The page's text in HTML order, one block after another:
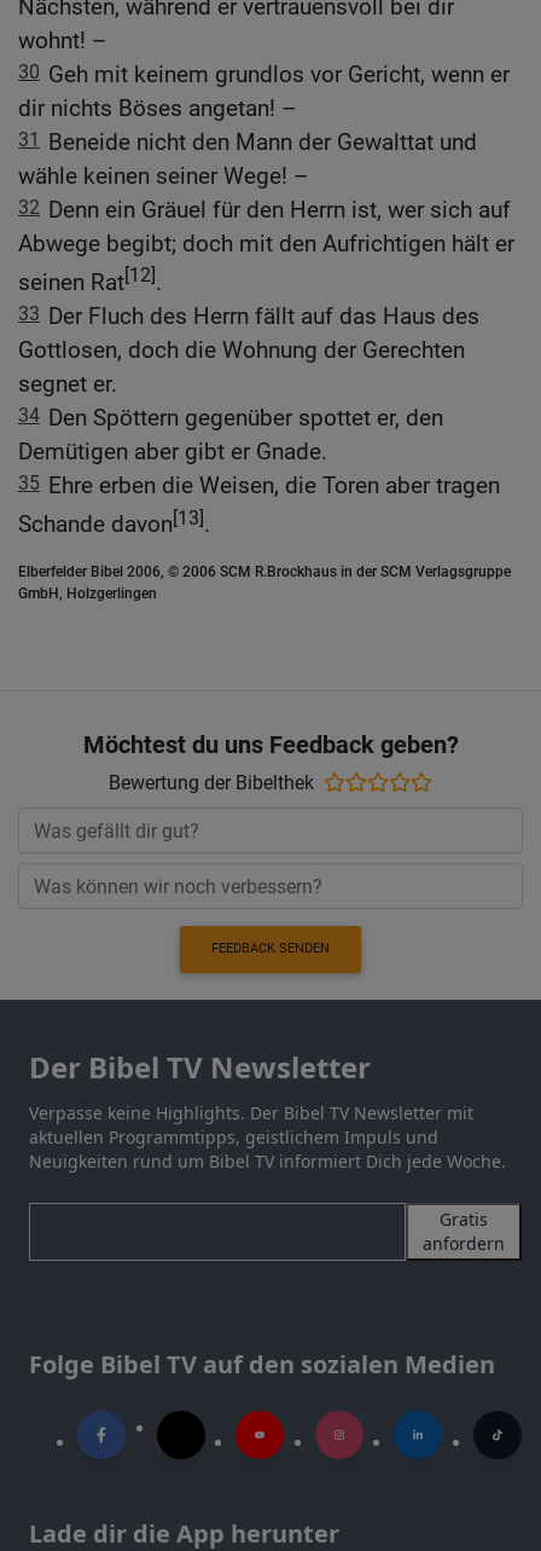
Nächsten, während er vertrauensvoll bei dir
wohnt! –
30 Geh mit keinem grundlos vor Gericht, wenn er
dir nichts Böses angetan! –
31 Beneide nicht den Mann der Gewalttat und
wähle keinen seiner Wege! –
32 Denn ein Gräuel für den Herrn ist, wer sich auf
Abwege begibt; doch mit den Aufrichtigen hält er
seinen Rat[12].
33 Der Fluch des Herrn fällt auf das Haus des
Gottlosen, doch die Wohnung der Gerechten
segnet er.
34 Den Spöttern gegenüber spottet er, den
Demütigen aber gibt er Gnade.
35 Ehre erben die Weisen, die Toren aber tragen
Schande davon[13].
Elberfelder Bibel 2006, © 2006 SCM R.Brockhaus in der SCM Verlagsgruppe
GmbH, Holzgerlingen
Möchtest du uns Feedback geben?
Bewertung der Bibelthek
FEEDBACK SENDEN
Der Bibel TV Newsletter
Verpasse keine Highlights. Der Bibel TV Newsletter mit
aktuellen Programmtipps, geistlichem Impuls und
Neuigkeiten rund um Bibel TV informiert Dich jede Woche.
Gratis
anfordern
Folge Bibel TV auf den sozialen Medien
Lade dir die App herunter